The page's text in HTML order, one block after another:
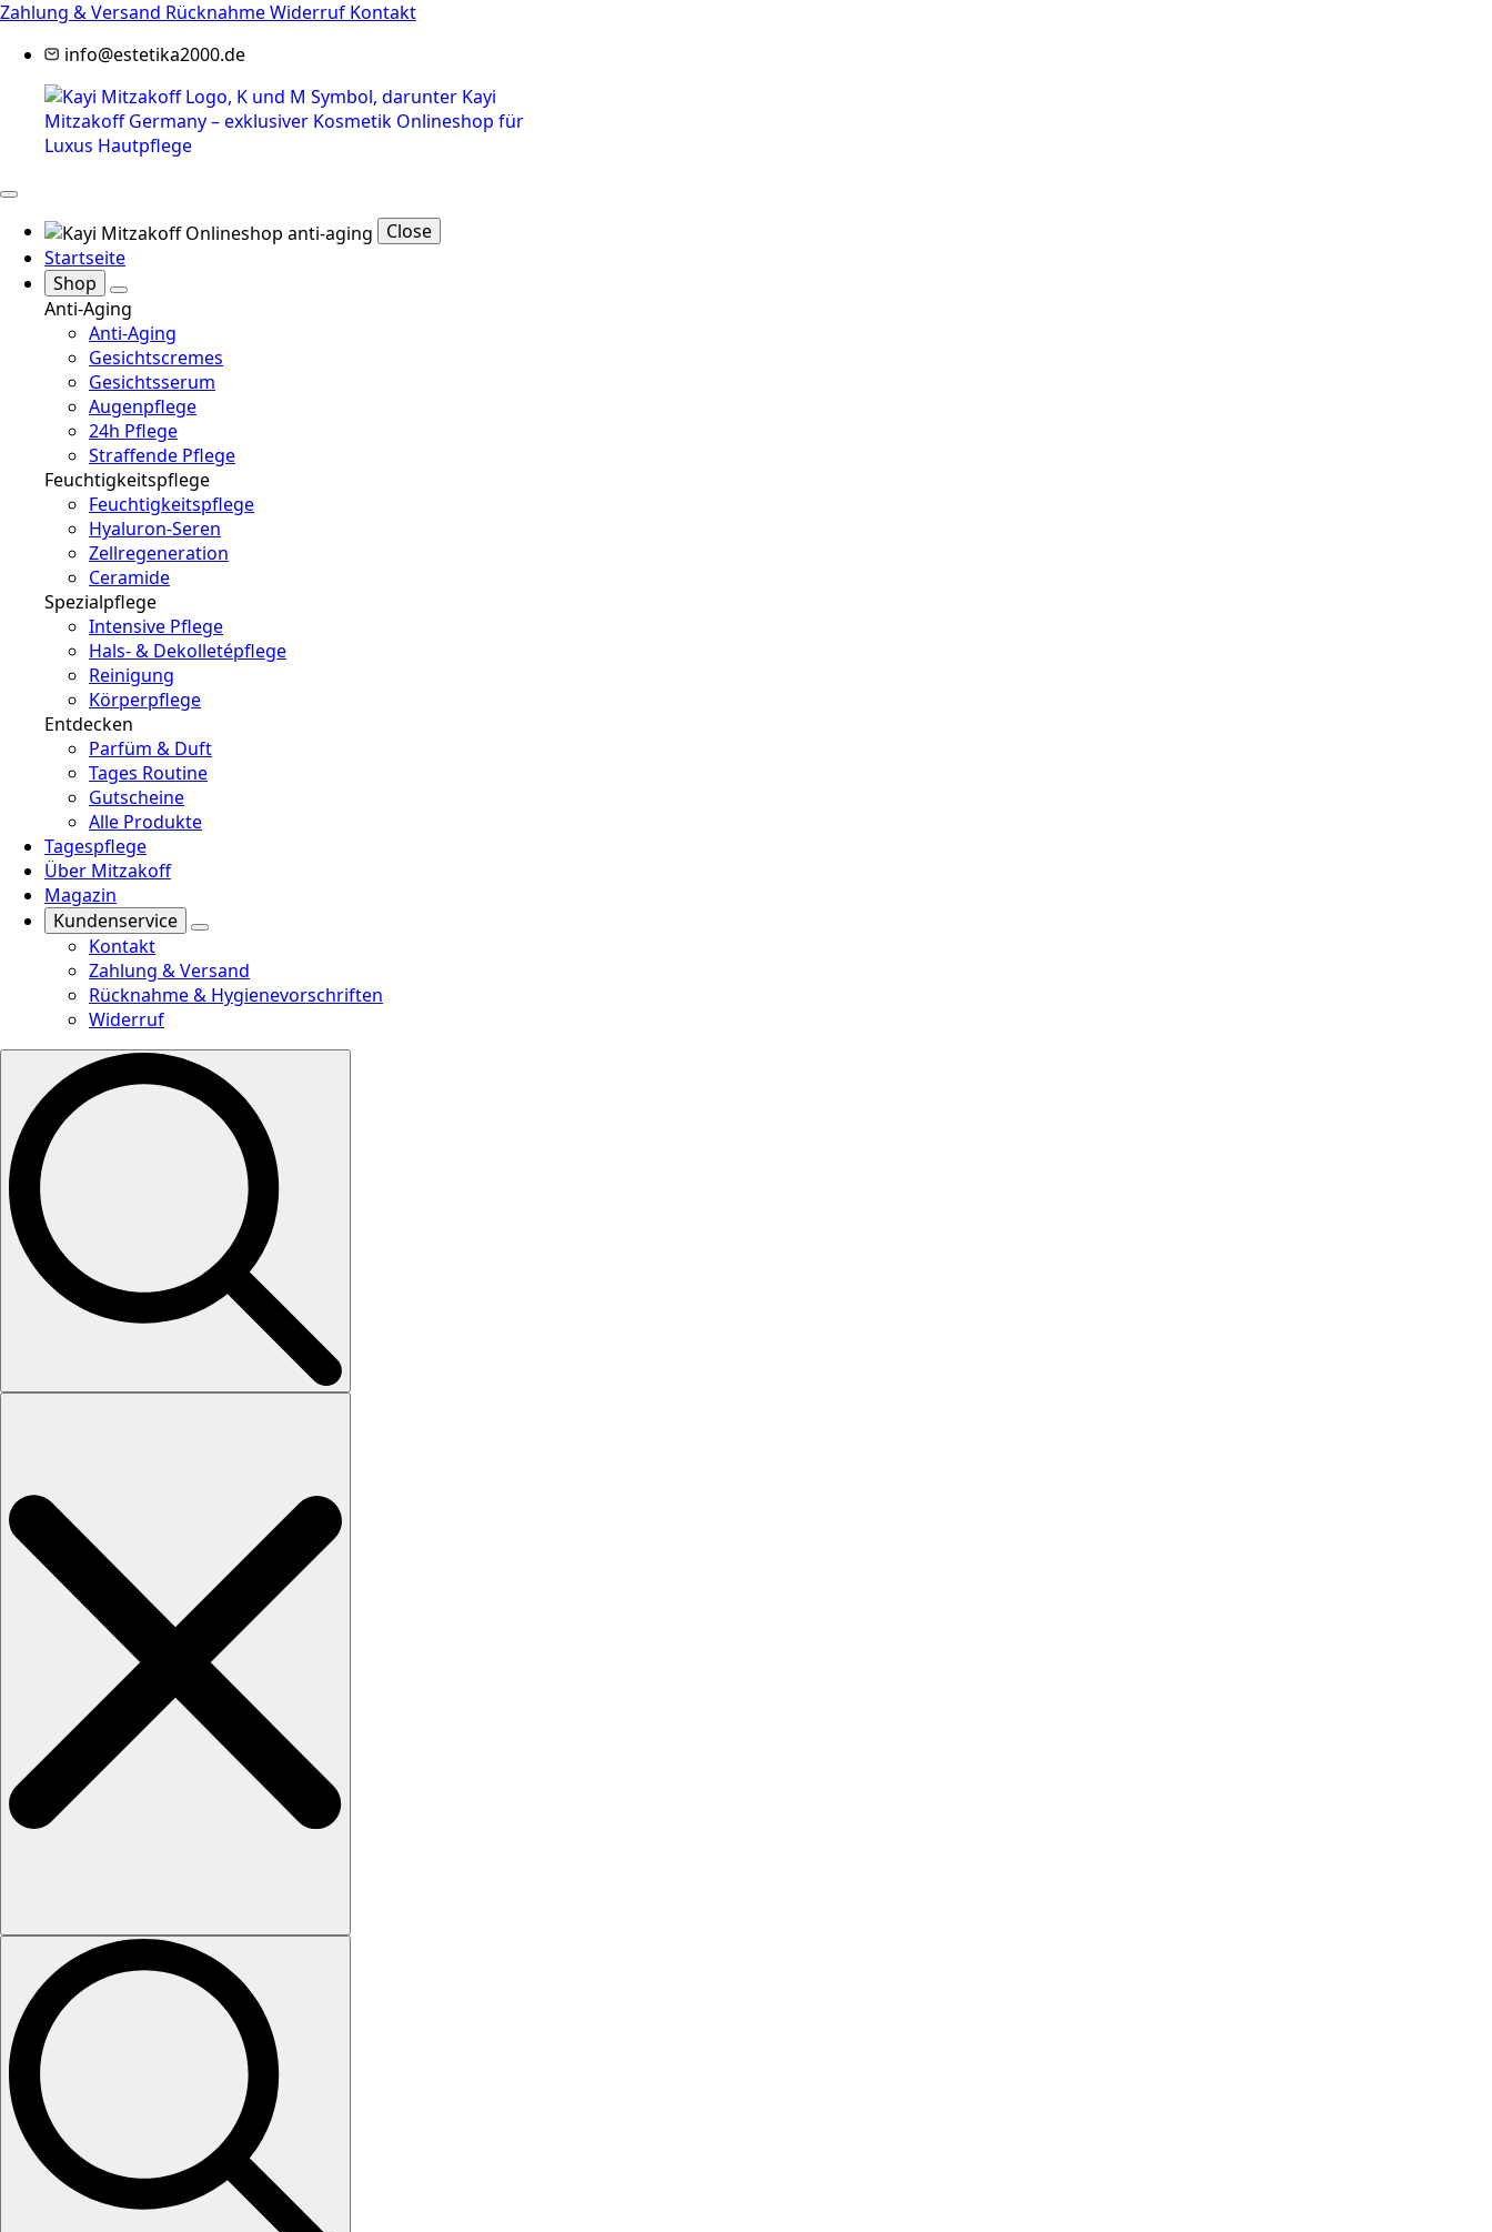
Zahlung & Versand RücknahmeWiderruf Kontakt
info@estetika2000.de
Close
Startseite
Shop
Anti-Aging
Anti-Aging
Gesichtscremes
Gesichtsserum
Augenpflege
24h Pflege
Straffende Pflege
Feuchtigkeitspflege
Feuchtigkeitspflege
Hyaluron-Seren
Zellregeneration
Ceramide
Spezialpflege
Intensive Pflege
Hals- & Dekolletépflege
Reinigung
Körperpflege
Entdecken
Parfüm & Duft
Tages Routine
Gutscheine
Alle Produkte
Tagespflege
Über Mitzakoff
Magazin
Kundenservice
Kontakt
Zahlung & Versand
Rücknahme & Hygienevorschriften
Widerruf
Search